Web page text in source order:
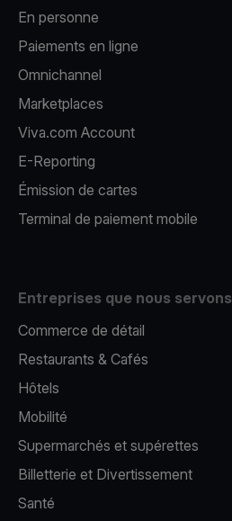
En personne
Paiements en ligne
Omnichannel
Marketplaces
Viva.com Account
E-Reporting
Émission de cartes
Terminal de paiement mobile
Entreprises que nous servons
Commerce de détail
Restaurants & Cafés
Hôtels
Mobilité
Supermarchés et supérettes
Billetterie et Divertissement
Santé